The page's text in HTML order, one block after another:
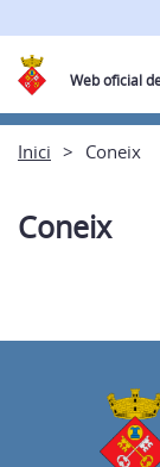
Web oficial
Inici Coneix
Coneix